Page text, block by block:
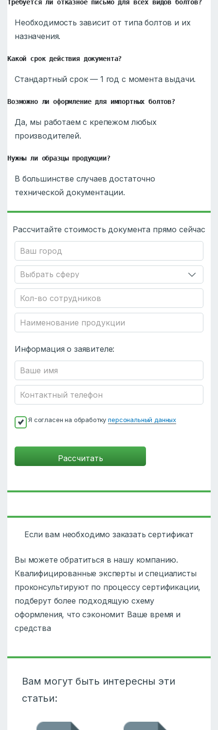
Требуется ли отказное письмо для всех видов болтов?
Необходимость зависит от типа болтов и их
назначения.
Какой срок действия документа?
Стандартный срок — 1 год с момента выдачи.
Возможно ли оформление для импортных болтов?
Да, мы работаем с крепежом любых
производителей.
Нужны ли образцы продукции?
В большинстве случаев достаточно
технической документации.
Рассчитайте стоимость документа прямо сейчас
Информация о заявителе:
Я согласен на обработкуперсональный данных
Если вам необходимо заказать сертификат
Вы можете обратиться в нашу компанию.
Квалифицированные эксперты и специалисты
проконсультируют по процессу сертификации,
подберут более подходящую схему
оформления, что сэкономит Ваше время и
средства
Вам могут быть интересны эти
статьи: